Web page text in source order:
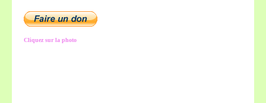
Cliquez sur la photo